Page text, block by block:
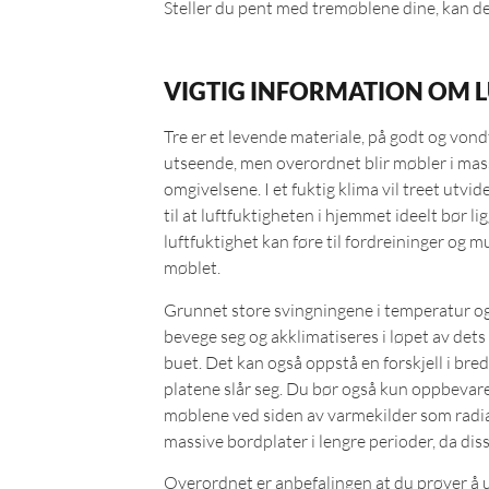
Steller du pent med tremøblene dine, kan
VIGTIG INFORMATION OM
Tre er et levende materiale, på godt og
utseende, men overordnet blir møbler i
omgivelsene. I et fuktig klima vil treet
til at luftfuktigheten i hjemmet ideelt bør
luftfuktighet kan føre til fordreininger og
møblet.
Grunnet store svingningene i temperatur
bevege seg og akklimatiseres i løpet av
buet. Det kan også oppstå en forskjell i
platene slår seg. Du bør også kun
møblene ved siden av varmekilder som
massive bordplater i lengre perioder, da
Overordnet er anbefalingen at du prøver å